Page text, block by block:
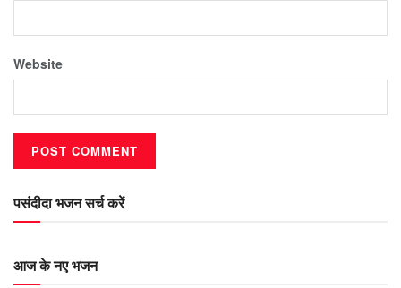
Website
पसंदीदा भजन सर्च करें
आज के नए भजन